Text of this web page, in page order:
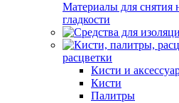
Материалы для снятия
гладкости
расцветки
Кисти и
Кисти
Палитры